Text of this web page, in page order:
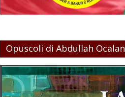
Opuscoli di Abdullah Ocalan